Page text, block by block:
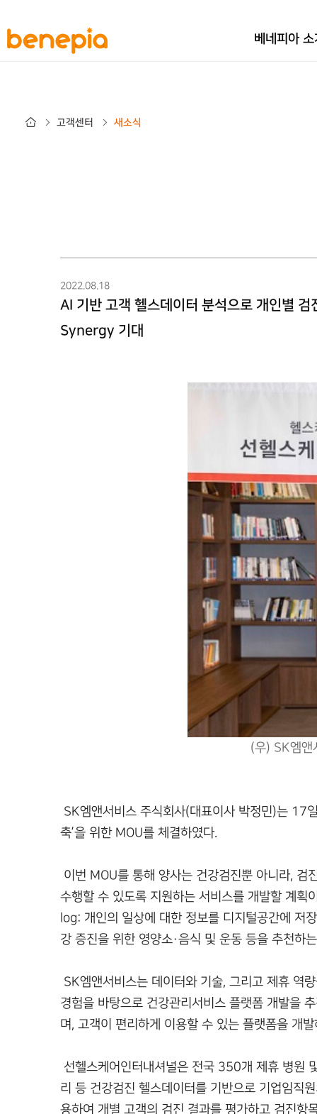
베네피아 소
고객센터 새소식
2022.08.18
AI 기반 고객 헬스데이터 분석으로 개인별
Synergy 기대
(우) SK엠앤
SK엠앤서비스 주식회사(대표이사 박정민)는 17
축’을 위한 MOU를 체결하였다.
이번 MOU를 통해 양사는 건강검진뿐 아니라, 검
수행할 수 있도록 지원하는 서비스를 개발할 계획
log: 개인의 일상에 대한 정보를 디지털공간에 저
강 증진을 위한 영양소·음식 및 운동 등을 추천하
SK엠앤서비스는 데이터와 기술, 그리고 제휴 역
경험을 바탕으로 건강관리서비스 플랫폼 개발을
며, 고객이 편리하게 이용할 수 있는 플랫폼을 개
선헬스케어인터내셔널은 전국 350개 제휴 병원
리 등 건강검진 헬스데이터를 기반으로 기업임직
용하여 개별 고객의 검진 결과를 평가하고 검진항